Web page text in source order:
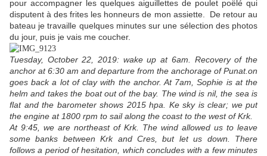
pour accompagner les quelques aiguillettes de poulet poëlé qui
disputent à des frites les honneurs de mon assiette. De retour au
bateau je travaille quelques minutes sur une sélection des photos
du jour, puis je vais me coucher.
Tuesday, October 22, 2019: wake up at 6am. Recovery of the
anchor at 6:30 am and departure from the anchorage of Punat.on
goes back a lot of clay with the anchor. At 7am, Sophie is at the
helm and takes the boat out of the bay. The wind is nil, the sea is
flat and the barometer shows 2015 hpa. Ke sky is clear; we put
the engine at 1800 rpm to sail along the coast to the west of Krk.
At 9:45, we are northeast of Krk. The wind allowed us to leave
some banks between Krk and Cres, but let us down. There
follows a period of hesitation, which concludes with a few minutes